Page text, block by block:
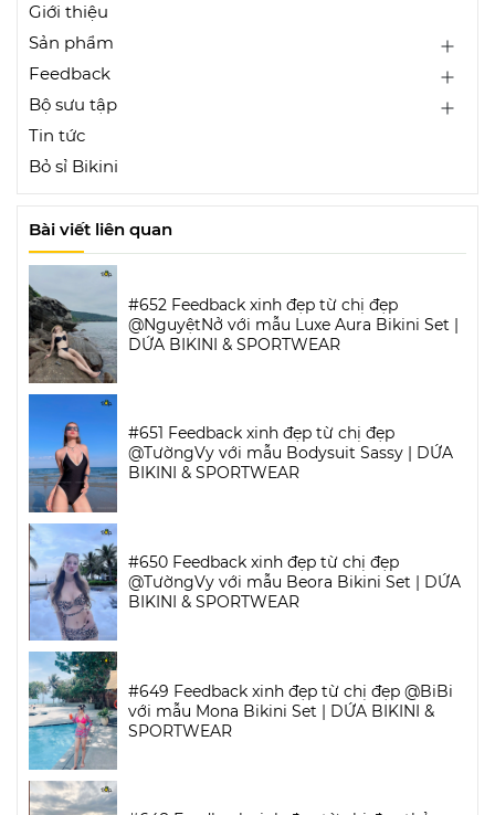
Giới thiệu
Sản phẩm
Feedback
Bộ sưu tập
Tin tức
Bỏ sỉ Bikini
Bài viết liên quan
#652 Feedback xinh đẹp từ chị đẹp
@NguyệtNở với mẫu Luxe Aura Bikini Set |
DỨA BIKINI & SPORTWEAR
#651 Feedback xinh đẹp từ chị đẹp
@TườngVy với mẫu Bodysuit Sassy | DỨA
BIKINI & SPORTWEAR
#650 Feedback xinh đẹp từ chị đẹp
@TườngVy với mẫu Beora Bikini Set | DỨA
BIKINI & SPORTWEAR
#649 Feedback xinh đẹp từ chị đẹp @BiBi
với mẫu Mona Bikini Set | DỨA BIKINI &
SPORTWEAR